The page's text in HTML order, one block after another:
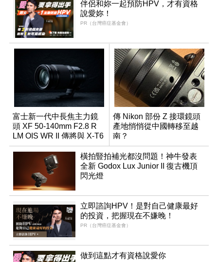
伴侶和妳一起預防HPV，才有資格
說愛妳！
PR（台灣癌症基金會）
富士新一代中長焦主力鏡
頭 XF 50-140mm F2.8 R
LM OIS WR II 傳將與 X-T6
同步亮相
傳 Nikon 部份 Z 接環鏡頭
產地悄悄從中國轉移至越
南？
橫拍豎拍補光都沒問題！神牛發表
全新 Godox Lux Junior II 復古機頂
閃光燈
立即諮詢HPV！是對自己健康最好
的投資，把握現在不嫌晚！
PR（台灣癌症基金會）
做到這點才有資格說愛你